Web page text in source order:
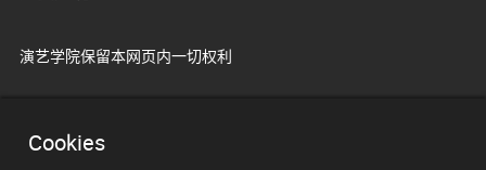
Cookies
演艺学院保留本网页内一切权利